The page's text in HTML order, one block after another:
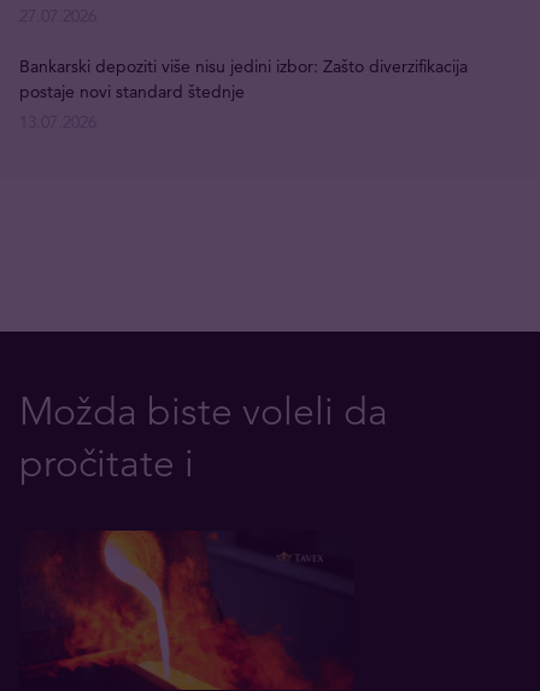
Bankarski depoziti više nisu jedini izbor: Zašto diverzifikacija
postaje novi standard štednje
Možda biste voleli da
pročitate i